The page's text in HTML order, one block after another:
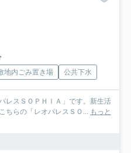
地内ごみ置き場 公共下水
レスＳＯＰＨＩＡ」です。新生活
ちらの「レオパレスＳＯ... もっと